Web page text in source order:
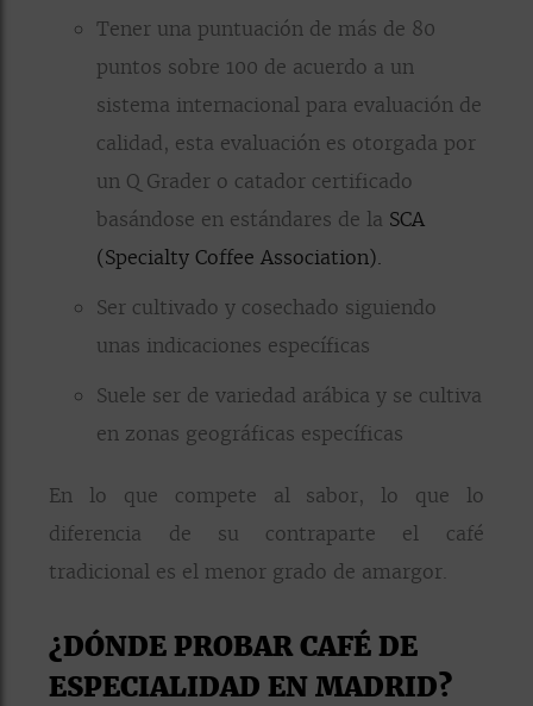
Tener una puntuación de más de 80
puntos sobre 100 de acuerdo a un
sistema internacional para evaluación de
calidad, esta evaluación es otorgada por
un Q Grader o catador certificado
basándose en estándares de la SCA
(Specialty Coffee Association).
Ser cultivado y cosechado siguiendo
unas indicaciones específicas
Suele ser de variedad arábica y se cultiva
en zonas geográficas específicas
En lo que compete al sabor, lo que lo
diferencia de su contraparte el café
tradicional es el menor grado de amargor.
¿DÓNDE PROBAR CAFÉ DE
ESPECIALIDAD EN MADRID?